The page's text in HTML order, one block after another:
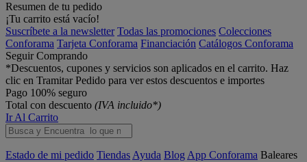
Resumen de tu pedido
¡Tu carrito está vacío!
Suscríbete a la newsletter Todas las promociones Colecciones
Conforama Tarjeta Conforama Financiación Catálogos Conforama
Seguir Comprando
*Descuentos, cupones y servicios son aplicados en el carrito. Haz
clic en Tramitar Pedido para ver estos descuentos e importes
Pago 100% seguro
Total con descuento (IVA incluido*)
Ir Al Carrito
Estado de mi pedido Tiendas Ayuda Blog App Conforama Baleares